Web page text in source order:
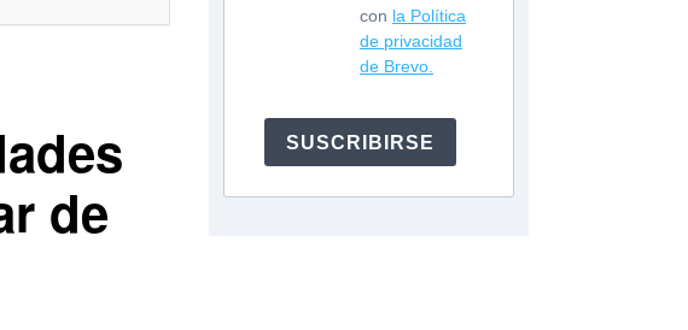
de
con la Política
de privacidad
de Brevo.
SUSCRIBIRSE